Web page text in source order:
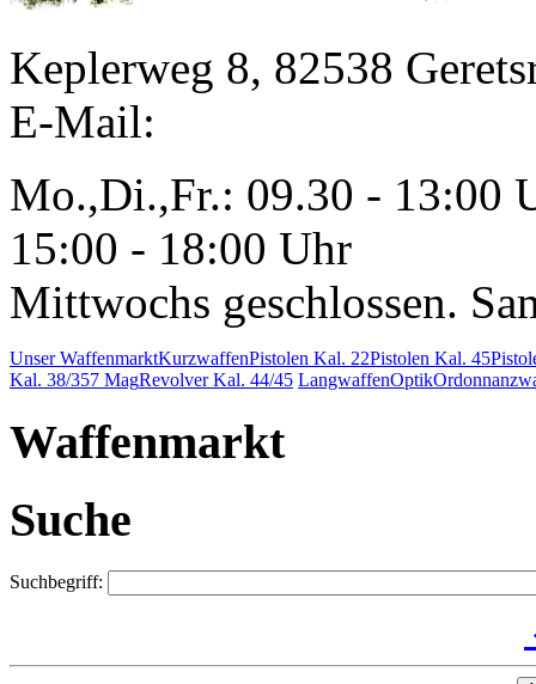
Keplerweg 8, 82538
E-Mail:
Mo.,Di.,Fr.: 09.30 - 13:00
15:00 - 18:00 Uhr
Mittwochs geschlossen.
Unser WaffenmarktKurzwaffenPistolen Kal. 22Pistolen Kal. 45
Kal. 38/357 MagRevolver Kal. 44/45 LangwaffenOptik
Waffenmarkt
Suche
Suchbegriff: